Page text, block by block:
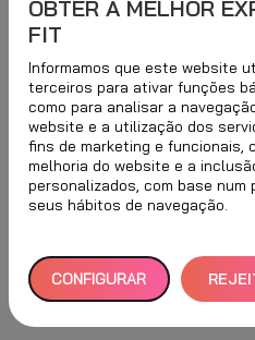
OBTER A MELHOR
FIT
Informamos que este website
terceiros para ativar funções
como para analisar a
website e a utilização dos
fins de marketing e funcionais,
melhoria do website e a
personalizados, com base
seus hábitos de navegação.
CONFIGURAR